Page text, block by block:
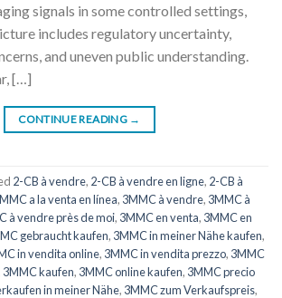
signals in some controlled settings,
includes regulatory uncertainty,
and uneven public understanding.
[…]
CONTINUE READING →
2-CB à vendre, 2-CB à vendre en ligne, 2-CB à
a la venta en línea, 3MMC à vendre, 3MMC à
à vendre près de moi, 3MMC en venta, 3MMC en
gebraucht kaufen, 3MMC in meiner Nähe kaufen,
in vendita online, 3MMC in vendita prezzo, 3MMC
3MMC kaufen, 3MMC online kaufen, 3MMC precio
in meiner Nähe, 3MMC zum Verkaufspreis,